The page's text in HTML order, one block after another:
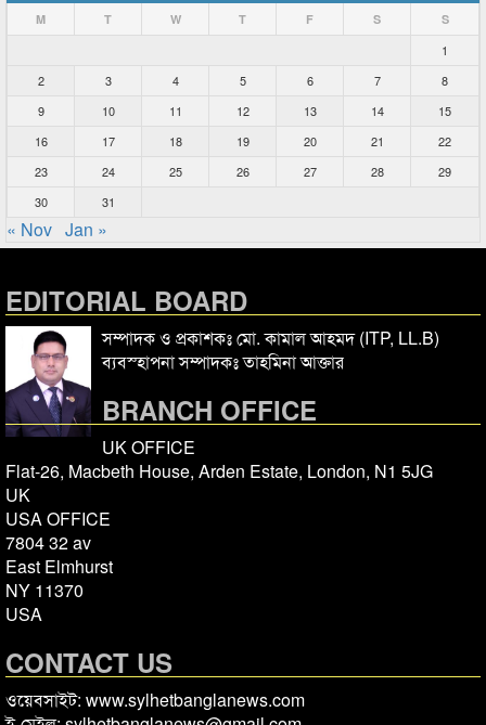
M T W T F S S
1
2
3 4 5 6 7
8
9
10 11 12 13 14
15
16
17 18 19 20 21
22
23
24 25 26 27 28
29
30
31
« Nov Jan »
EDITORIAL BOARD
সম্পাদক ও প্রকাশকঃ মো. কামাল আহমদ (ITP, LL.B)
ব্যবস্হাপনা সম্পাদকঃ তাহমিনা আক্তার
BRANCH OFFICE
UK OFFICE
Flat-26, Macbeth House, Arden Estate, London, N1 5JG
UK
USA OFFICE
7804 32 av
East Elmhurst
NY 11370
USA
CONTACT US
ওয়েবসাইট: www.sylhetbanglanews.com